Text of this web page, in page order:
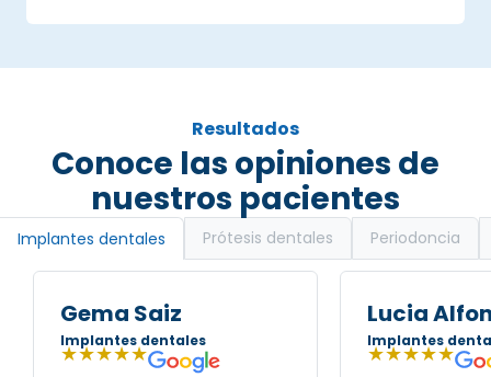
Resultados
Conoce las opiniones de
nuestros pacientes
Implantes dentales Prótesis dentales Periodoncia
Gema Saiz
Implantes dentales
★★★★★
Lucia
Implantes
★★★★★